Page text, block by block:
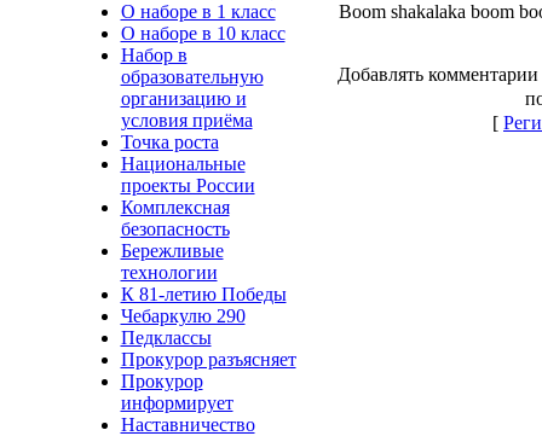
О наборе в 1 класс
О наборе в 10 класс
Набор в
образовательную
организацию и
условия приёма
Точка роста
Национальные
проекты России
Комплексная
безопасность
Бережливые
технологии
К 81-летию Победы
Чебаркулю 290
Педклассы
Прокурор разъясняет
Прокурор
информирует
Наставничество
Boom shakalaka boom
Добавлять
[